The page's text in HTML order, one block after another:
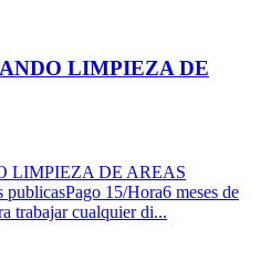
LIMPIEZA DE
LIMPIEZA DE AREAS
15/Hora6 meses de
trabajar cualquier di...